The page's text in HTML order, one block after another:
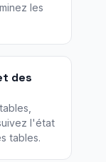
les
des
l'état
tables.